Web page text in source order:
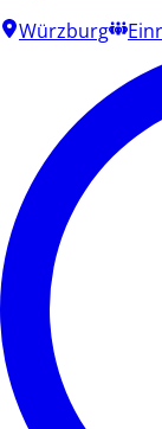
Würzburg